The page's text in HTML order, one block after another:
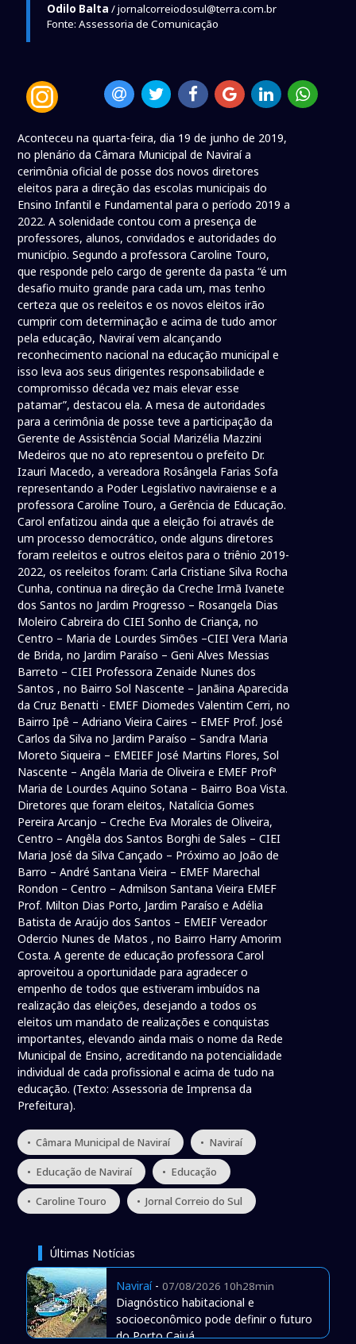
Odilo Balta / jornalcorreiodosul@terra.com.br
Fonte: Assessoria de Comunicação
Aconteceu na quarta-feira, dia 19 de junho de 2019,
no plenário da Câmara Municipal de Naviraí a
cerimônia oficial de posse dos novos diretores
eleitos para a direção das escolas municipais do
Ensino Infantil e Fundamental para o período 2019 a
2022. A solenidade contou com a presença de
professores, alunos, convidados e autoridades do
município. Segundo a professora Caroline Touro,
que responde pelo cargo de gerente da pasta “é um
desafio muito grande para cada um, mas tenho
certeza que os reeleitos e os novos eleitos irão
cumprir com determinação e acima de tudo amor
pela educação, Naviraí vem alcançando
reconhecimento nacional na educação municipal e
isso leva aos seus dirigentes responsabilidade e
compromisso década vez mais elevar esse
patamar”, destacou ela. A mesa de autoridades
para a cerimônia de posse teve a participação da
Gerente de Assistência Social Marizélia Mazzini
Medeiros que no ato representou o prefeito Dr.
Izauri Macedo, a vereadora Rosângela Farias Sofa
representando a Poder Legislativo naviraiense e a
professora Caroline Touro, a Gerência de Educação.
Carol enfatizou ainda que a eleição foi através de
um processo democrático, onde alguns diretores
foram reeleitos e outros eleitos para o triênio 2019-
2022, os reeleitos foram: Carla Cristiane Silva Rocha
Cunha, continua na direção da Creche Irmã Ivanete
dos Santos no Jardim Progresso – Rosangela Dias
Moleiro Cabreira do CIEI Sonho de Criança, no
Centro – Maria de Lourdes Simões –CIEI Vera Maria
de Brida, no Jardim Paraíso – Geni Alves Messias
Barreto – CIEI Professora Zenaide Nunes dos
Santos , no Bairro Sol Nascente – Janãina Aparecida
da Cruz Benatti - EMEF Diomedes Valentim Cerri, no
Bairro Ipê – Adriano Vieira Caires – EMEF Prof. José
Carlos da Silva no Jardim Paraíso – Sandra Maria
Moreto Siqueira – EMEIEF José Martins Flores, Sol
Nascente – Angêla Maria de Oliveira e EMEF Profª
Maria de Lourdes Aquino Sotana – Bairro Boa Vista.
Diretores que foram eleitos, Natalícia Gomes
Pereira Arcanjo – Creche Eva Morales de Oliveira,
Centro – Angêla dos Santos Borghi de Sales – CIEI
Maria José da Silva Cançado – Próximo ao João de
Barro – André Santana Vieira – EMEF Marechal
Rondon – Centro – Admilson Santana Vieira EMEF
Prof. Milton Dias Porto, Jardim Paraíso e Adélia
Batista de Araújo dos Santos – EMEIF Vereador
Odercio Nunes de Matos , no Bairro Harry Amorim
Costa. A gerente de educação professora Carol
aproveitou a oportunidade para agradecer o
empenho de todos que estiveram imbuídos na
realização das eleições, desejando a todos os
eleitos um mandato de realizações e conquistas
importantes, elevando ainda mais o nome da Rede
Municipal de Ensino, acreditando na potencialidade
individual de cada profissional e acima de tudo na
educação. (Texto: Assessoria de Imprensa da
Prefeitura).
• Câmara Municipal de Naviraí • Naviraí
• Educação de Naviraí • Educação
• Caroline Touro • Jornal Correio do Sul
Últimas Notícias
Naviraí- 07/08/2026 10h28min
Diagnóstico habitacional e
socioeconômico pode definir o futuro
do Porto Caiuá